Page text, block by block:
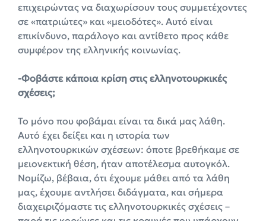
επιχειρώντας να διαχωρίσουν τους συμμετέχοντες
σε «πατριώτες» και «μειοδότες». Αυτό είναι
επικίνδυνο, παράλογο και αντίθετο προς κάθε
συμφέρον της ελληνικής κοινωνίας.
-Φοβάστε κάποια κρίση στις ελληνοτουρκικές
σχέσεις;
Το μόνο που φοβάμαι είναι τα δικά μας λάθη.
Αυτό έχει δείξει και η ιστορία των
ελληνοτουρκικών σχέσεων: όποτε βρεθήκαμε σε
μειονεκτική θέση, ήταν αποτέλεσμα αυτογκόλ.
Νομίζω, βέβαια, ότι έχουμε μάθει από τα λάθη
μας, έχουμε αντλήσει διδάγματα, και σήμερα
διαχειριζόμαστε τις ελληνοτουρκικές σχέσεις –